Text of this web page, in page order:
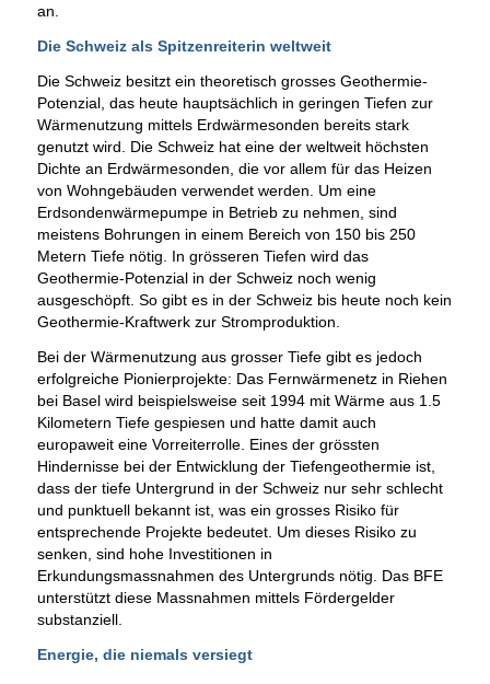
an.
Die Schweiz als Spitzenreiterin weltweit
Die Schweiz besitzt ein theoretisch grosses Geothermie-
Potenzial, das heute hauptsächlich in geringen Tiefen zur
Wärmenutzung mittels Erdwärmesonden bereits stark
genutzt wird. Die Schweiz hat eine der weltweit höchsten
Dichte an Erdwärmesonden, die vor allem für das Heizen
von Wohngebäuden verwendet werden. Um eine
Erdsondenwärmepumpe in Betrieb zu nehmen, sind
meistens Bohrungen in einem Bereich von 150 bis 250
Metern Tiefe nötig. In grösseren Tiefen wird das
Geothermie-Potenzial in der Schweiz noch wenig
ausgeschöpft. So gibt es in der Schweiz bis heute noch kein
Geothermie-Kraftwerk zur Stromproduktion.
Bei der Wärmenutzung aus grosser Tiefe gibt es jedoch
erfolgreiche Pionierprojekte: Das Fernwärmenetz in Riehen
bei Basel wird beispielsweise seit 1994 mit Wärme aus 1.5
Kilometern Tiefe gespiesen und hatte damit auch
europaweit eine Vorreiterrolle. Eines der grössten
Hindernisse bei der Entwicklung der Tiefengeothermie ist,
dass der tiefe Untergrund in der Schweiz nur sehr schlecht
und punktuell bekannt ist, was ein grosses Risiko für
entsprechende Projekte bedeutet. Um dieses Risiko zu
senken, sind hohe Investitionen in
Erkundungsmassnahmen des Untergrunds nötig. Das BFE
unterstützt diese Massnahmen mittels Fördergelder
substanziell.
Energie, die niemals versiegt